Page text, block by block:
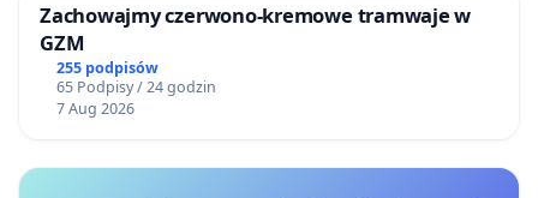
Zachowajmy czerwono-kremowe tramwaje w
GZM
255 podpisów
65 Podpisy / 24 godzin
7 Aug 2026